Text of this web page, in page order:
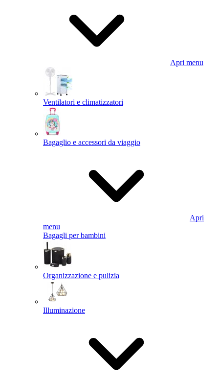
Apri menu
Ventilatori e climatizzatori
Bagaglio e accessori da viaggio
Apri
menu
Bagagli per bambini
Organizzazione e pulizia
Illuminazione